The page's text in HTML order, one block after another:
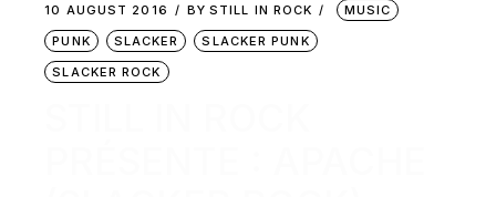
10 AUGUST 2016 BY STILL IN ROCK
MUSIC
PUNK
SLACKER
SLACKER PUNK
SLACKER ROCK